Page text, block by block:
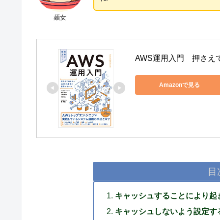
麺女
AWS運用入門　押さえ
Amazonで見る
目
キャッシュすることにより起
キャッシュしないよう設定す